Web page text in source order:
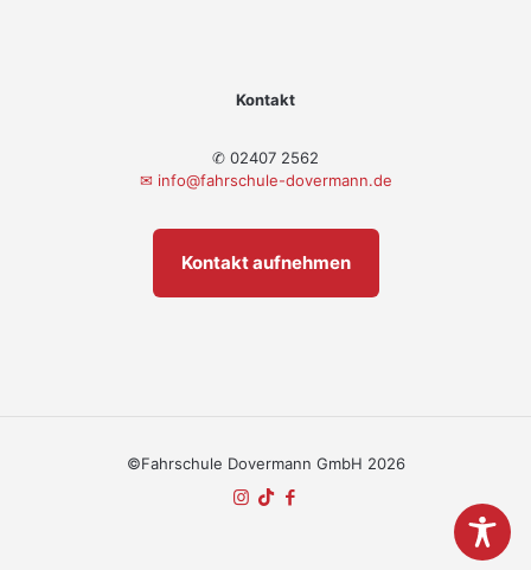
Kontakt
✆ 02407 2562
✉ info@fahrschule-dovermann.de
Kontakt aufnehmen
©Fahrschule Dovermann GmbH 2026